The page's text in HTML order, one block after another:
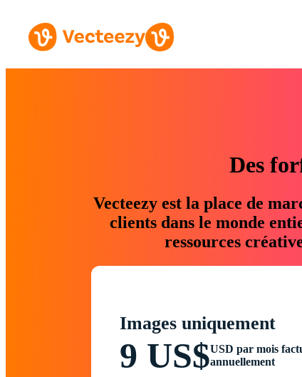
Des
Vecteezy est la place de
clients dans le monde
ressources
Images uniquement
9 US$USD par mois
annuellement